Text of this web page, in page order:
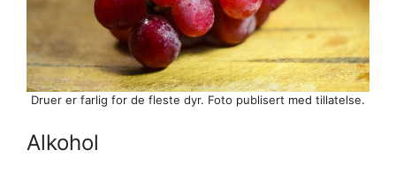
Druer er farlig for de fleste dyr. Foto publisert med tillatelse.
Alkohol